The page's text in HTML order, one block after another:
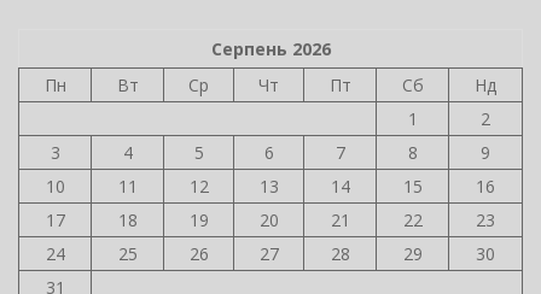
Серпень 2026
Пн
Вт Ср Чт Пт Сб
Нд
1
2
3
4 5 6 7 8
9
10
11 12 13 14 15
16
17
18 19 20 21 22
23
24
25 26 27 28 29
30
31